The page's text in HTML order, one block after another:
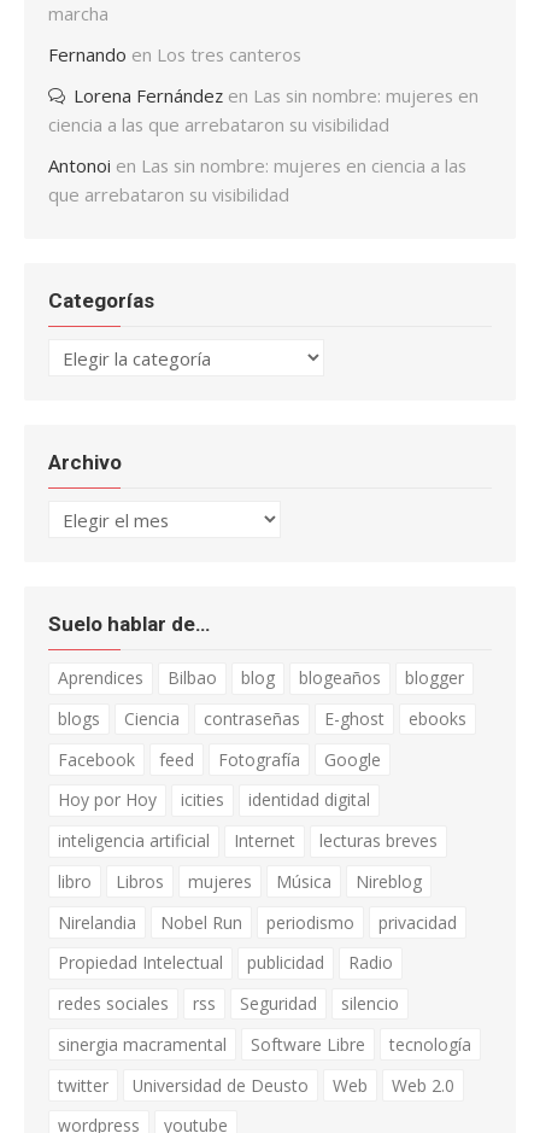
marcha
Fernando en Los tres canteros
Lorena Fernández en Las sin nombre: mujeres en
ciencia a las que arrebataron su visibilidad
Antonoi en Las sin nombre: mujeres en ciencia a las
que arrebataron su visibilidad
Categorías
Categorías
Archivo
Archivo
Suelo hablar de…
Aprendices Bilbao blog blogeaños
blogger
blogs
Ciencia contraseñas E-ghost
ebooks
Facebook
feed Fotografía
Google
Hoy por Hoy
icities
identidad digital
inteligencia artificial
Internet
lecturas breves
libro
Libros mujeres Música
Nireblog
Nirelandia
Nobel Run periodismo
privacidad
Propiedad Intelectual
publicidad
Radio
redes sociales
rss Seguridad
silencio
sinergia macramental
Software Libre
tecnología
twitter
Universidad de Deusto Web
Web 2.0
wordpress
youtube